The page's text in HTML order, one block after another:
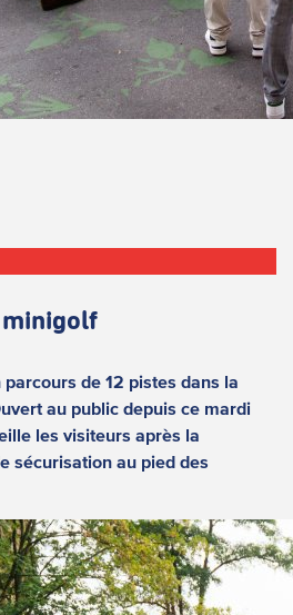
parcours de 12 pistes dans la
au public depuis ce mardi
les visiteurs après la
sécurisation au pied des